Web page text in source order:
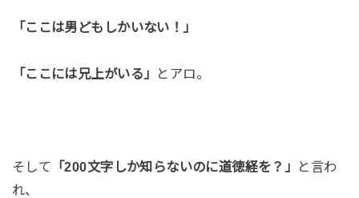
「ここは男どもしかいない！」
「ここには兄上がいる」 とアロ。
そして 「200文字しか知らないのに道徳経を？」
と言わ
れ、